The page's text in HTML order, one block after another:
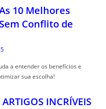
10 Melhores
Conflito de
a entender os benefícios e
sua escolha!
INCRÍVEIS